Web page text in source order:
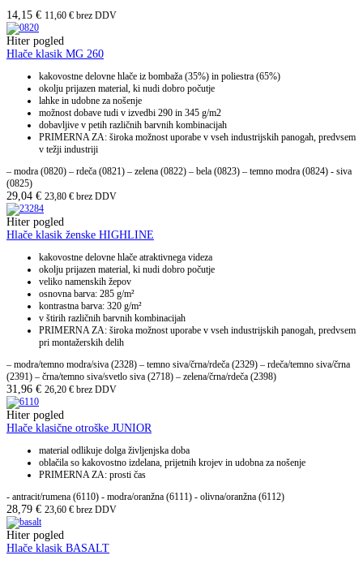
14,15 € 11,60 € brez DDV
Hiter pogled
Hlače klasik MG 260
kakovostne delovne hlače iz bombaža (35%) in poliestra (65%)
okolju prijazen material, ki nudi dobro počutje
lahke in udobne za nošenje
možnost dobave tudi v izvedbi 290 in 345 g/m2
dobavljive v petih različnih barvnih kombinacijah
PRIMERNA ZA: široka možnost uporabe v vseh industrijskih panogah, predvsem
v težji industriji
– modra (0820) – rdeča (0821) – zelena (0822) – bela (0823) – temno modra (0824) - siva
(0825)
29,04 € 23,80 € brez DDV
Hiter pogled
Hlače klasik ženske HIGHLINE
kakovostne delovne hlače atraktivnega videza
okolju prijazen material, ki nudi dobro počutje
veliko namenskih žepov
osnovna barva: 285 g/m²
kontrastna barva: 320 g/m²
v štirih različnih barvnih kombinacijah
PRIMERNA ZA: široka možnost uporabe v vseh industrijskih panogah, predvsem
pri montažerskih delih
– modra/temno modra/siva (2328) – temno siva/črna/rdeča (2329) – rdeča/temno siva/črna
(2391) – črna/temno siva/svetlo siva (2718) – zelena/črna/rdeča (2398)
31,96 € 26,20 € brez DDV
Hiter pogled
Hlače klasične otroške JUNIOR
material odlikuje dolga življenjska doba
oblačila so kakovostno izdelana, prijetnih krojev in udobna za nošenje
PRIMERNA ZA: prosti čas
- antracit/rumena (6110) - modra/oranžna (6111) - olivna/oranžna (6112)
28,79 € 23,60 € brez DDV
Hiter pogled
Hlače klasik BASALT